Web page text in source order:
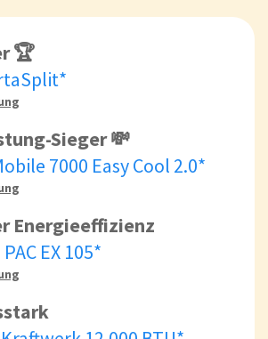
🏆
Sieger 💸
7000 Easy Cool 2.0*
Energieeffizienz
PAC EX 105*